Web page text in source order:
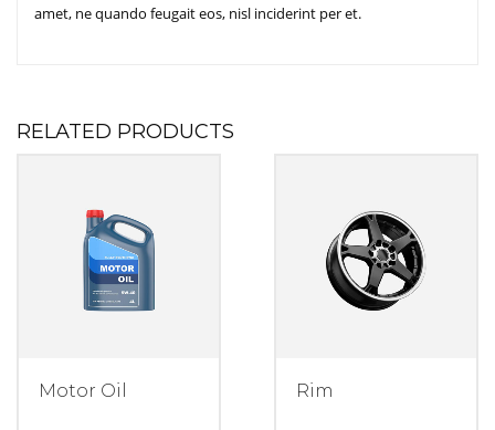
amet, ne quando feugait eos, nisl inciderint per et.
RELATED PRODUCTS
Motor Oil Rim